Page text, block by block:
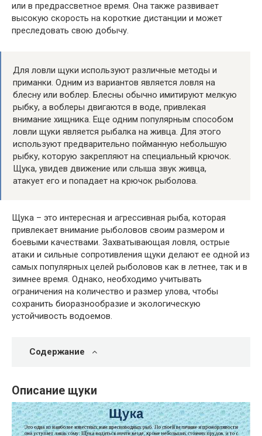
или в предрассветное время. Она также развивает
высокую скорость на короткие дистанции и может
преследовать свою добычу.
Для ловли щуки используют различные методы и
приманки. Одним из вариантов является ловля на
блесну или воблер. Блесны обычно имитируют мелкую
рыбку, а воблеры двигаются в воде, привлекая
внимание хищника. Еще одним популярным способом
ловли щуки является рыбалка на живца. Для этого
используют предварительно пойманную небольшую
рыбку, которую закрепляют на специальный крючок.
Щука, увидев движение или слыша звук живца,
атакует его и попадает на крючок рыболова.
Щука – это интересная и агрессивная рыба, которая
привлекает внимание рыболовов своим размером и
боевыми качествами. Захватывающая ловля, острые
атаки и сильные сопротивления щуки делают ее одной из
самых популярных целей рыболовов как в летнее, так и в
зимнее время. Однако, необходимо учитывать
ограничения на количество и размер улова, чтобы
сохранить биоразнообразие и экологическую
устойчивость водоемов.
Содержание
Описание щуки